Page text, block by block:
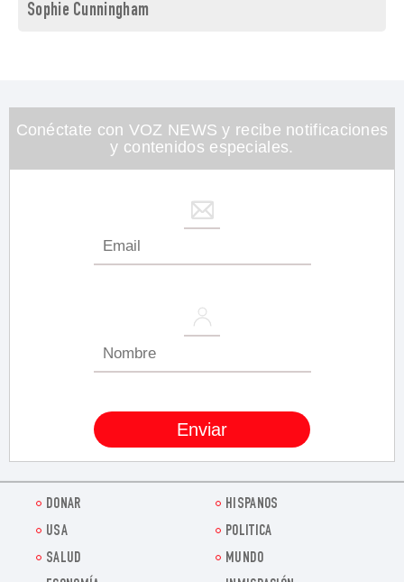
Sophie Cunningham
Conéctate con VOZ NEWS y recibe notificaciones
y contenidos especiales.
DONAR
HISPANOS
USA
POLITICA
SALUD
MUNDO